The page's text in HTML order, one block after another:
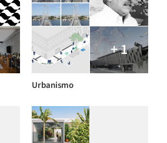
+ 1
Urbanismo